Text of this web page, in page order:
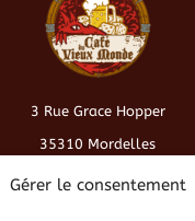
Gérer le consentement
3 Rue Grace Hopper
35310 Mordelles
contact@cafeduvieuxmonde.fr